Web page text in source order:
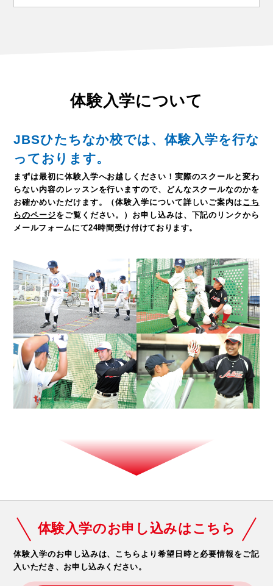
体験入学について
JBSひたちなか校では、体験入学を行な
っております。
まずは最初に体験入学へお越しください！ 実際のスクールと変わ
らない内容のレッスンを行いますので、どんなスクールなのかを
お確かめいただけます。
（体験入学について詳しいご案内はこち
らのページをご覧ください。） お申し込みは、下記のリンクから
メールフォームにて24時間受け付けております。
体験入学のお申し込みはこちら
体験入学のお申し込みは、こちらより希望日時と必要情報をご記
入いただき、お申し込みください。